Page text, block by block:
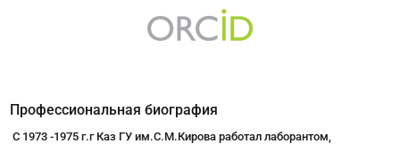
Профессиональная биография
С 1973 -1975 г.г Каз ГУ им.С.М.Кирова работал лаборантом,